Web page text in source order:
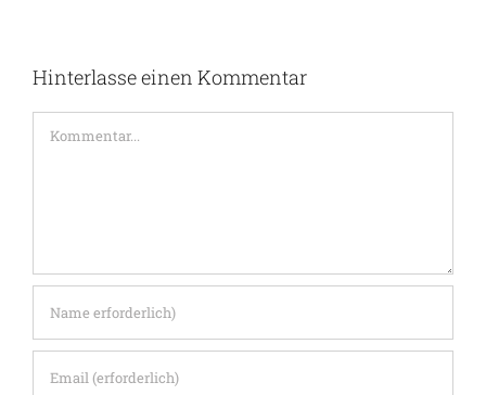
Hinterlasse einen Kommentar
Kommentar